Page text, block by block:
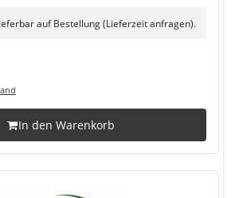
auf Bestellung (Lieferzeit anfragen).
In den Warenkorb